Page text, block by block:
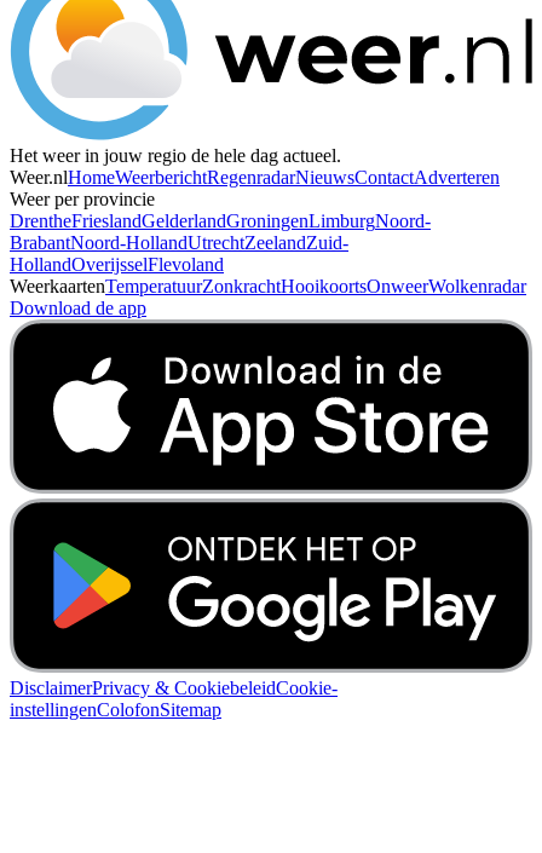
Het weer in jouw regio de hele dag actueel.
Weer.nlHomeWeerberichtRegenradarNieuwsContactAdverteren
Weer per provincie
DrentheFrieslandGelderlandGroningenLimburgNoord-
BrabantNoord-HollandUtrechtZeelandZuid-
HollandOverijsselFlevoland
WeerkaartenTemperatuurZonkrachtHooikoortsOnweerWolkenradar
Download de app
DisclaimerPrivacy & CookiebeleidCookie-
instellingenColofonSitemap